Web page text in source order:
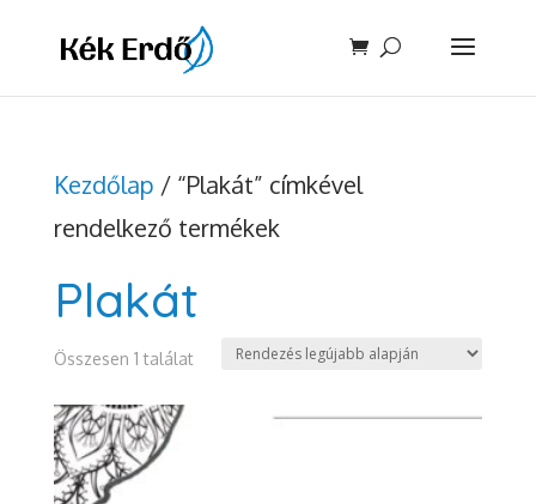
Kezdőlap / “Plakát” címkével
rendelkező termékek
Plakát
Összesen 1 találat